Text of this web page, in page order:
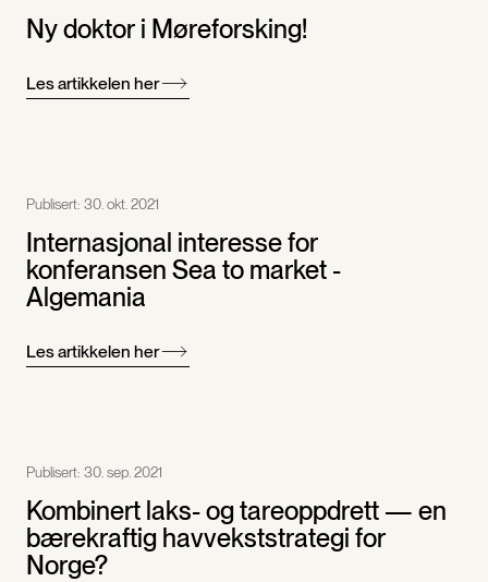
Ny doktor i Møreforsking!
Les artikkelen her
Publisert: 30. okt. 2021
Internasjonal interesse for
konferansen Sea to market -
Algemania
Les artikkelen her
Publisert: 30. sep. 2021
Kombinert laks- og tareoppdrett — en
bærekraftig havvekststrategi for
Norge?